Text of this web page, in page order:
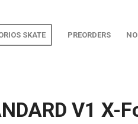
SKATE PREORDERS
V1 X-